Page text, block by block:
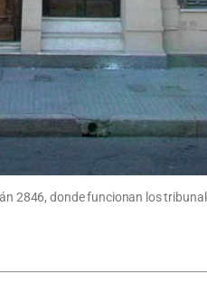
2846, donde funcionan los